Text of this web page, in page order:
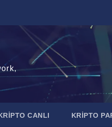
CANLI KRİPTO